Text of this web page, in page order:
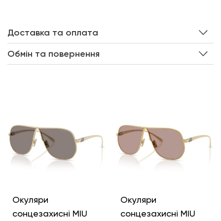
Доставка та оплата
Обмін та повернення
Інші кольори
Окуляри
сонцезахисні MIU
Окуляри
сонцезахисні MIU